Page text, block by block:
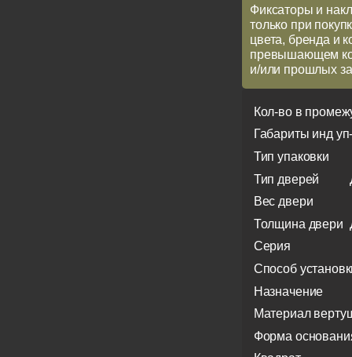
Фиксаторы и
только при
цвета, бренда и
превышающем
и/или прошлых
Кол-во в
Габариты инд
Тип упаковки
Тип дверей
Вес двери
Толщина двери
Серия
Способ
Назначение
Материал
Форма